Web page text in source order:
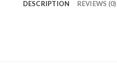
DESCRIPTION REVIEWS (0)